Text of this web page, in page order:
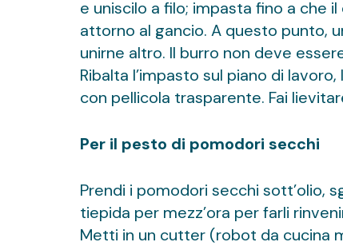
e uniscilo a filo; impasta fino a che
attorno al gancio. A questo punto,
unirne altro. Il burro non deve
Ribalta l’impasto sul piano di
con pellicola trasparente. Fai
Per il pesto di pomodori secchi
Prendi i pomodori secchi sott’olio,
tiepida per mezz’ora per farli
Metti in un cutter (robot da cucina